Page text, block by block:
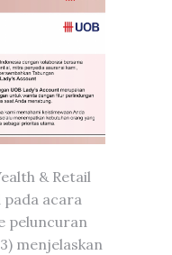
& Retail
acara
peluncuran
menjelaskan